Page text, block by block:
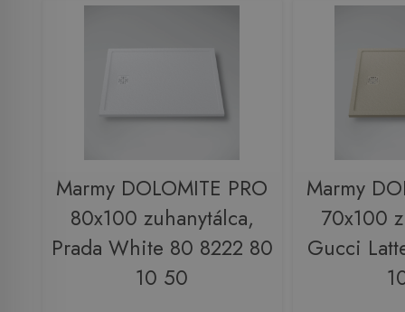
Marmy DOLOMITE PRO
80x100 zuhanytálca,
Prada White 80 8222 80
10 50
Marmy
70x100
Gucci